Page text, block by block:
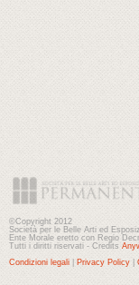
©Copyright 2012
Società per le Belle Arti ed
Ente Morale eretto con Regio
Tutti i diritti riservati - Credits
Condizioni legali
Privacy Policy